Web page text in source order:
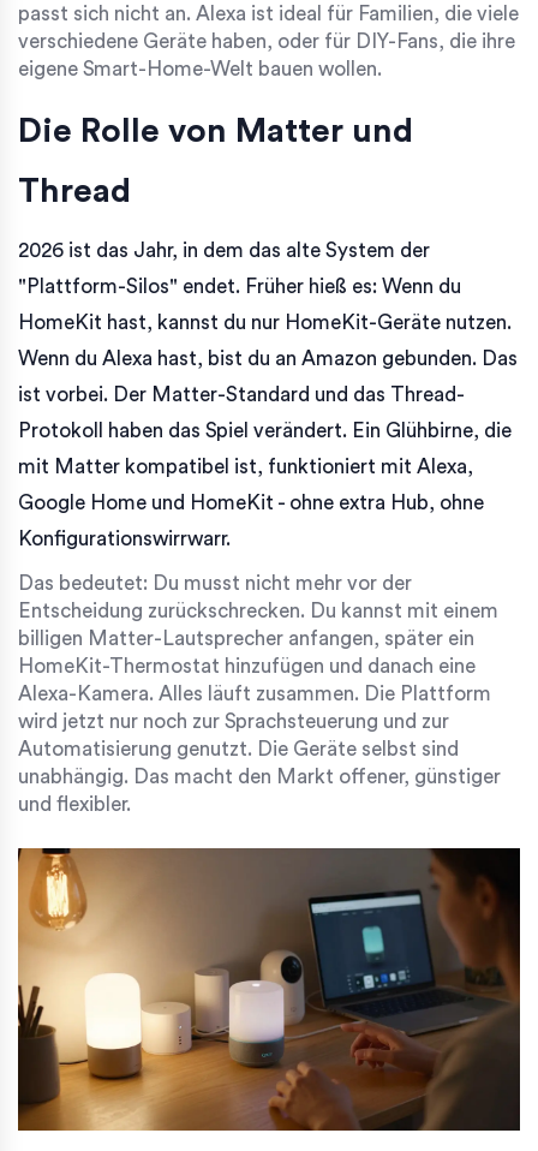
passt sich nicht an. Alexa ist ideal für Familien, die viele
verschiedene Geräte haben, oder für DIY-Fans, die ihre
eigene Smart-Home-Welt bauen wollen.
Die Rolle von Matter und
Thread
2026 ist das Jahr, in dem das alte System der
"Plattform-Silos" endet. Früher hieß es: Wenn du
HomeKit hast, kannst du nur HomeKit-Geräte nutzen.
Wenn du Alexa hast, bist du an Amazon gebunden. Das
ist vorbei. Der Matter-Standard und das Thread-
Protokoll haben das Spiel verändert. Ein Glühbirne, die
mit Matter kompatibel ist, funktioniert mit Alexa,
Google Home und HomeKit - ohne extra Hub, ohne
Konfigurationswirrwarr.
Das bedeutet: Du musst nicht mehr vor der
Entscheidung zurückschrecken. Du kannst mit einem
billigen Matter-Lautsprecher anfangen, später ein
HomeKit-Thermostat hinzufügen und danach eine
Alexa-Kamera. Alles läuft zusammen. Die Plattform
wird jetzt nur noch zur Sprachsteuerung und zur
Automatisierung genutzt. Die Geräte selbst sind
unabhängig. Das macht den Markt offener, günstiger
und flexibler.